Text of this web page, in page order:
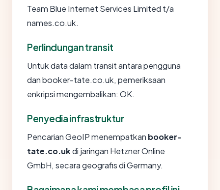
Team Blue Internet Services Limited t/a
names.co.uk.
Perlindungan transit
Untuk data dalam transit antara pengguna
dan booker-tate.co.uk, pemeriksaan
enkripsi mengembalikan: OK.
Penyedia infrastruktur
Pencarian GeoIP menempatkan booker-
tate.co.ukdi jaringan Hetzner Online
GmbH, secara geografis di Germany.